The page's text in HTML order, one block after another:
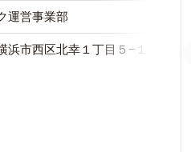
運営事業部
浜市西区北幸１丁目５−１０ JPR